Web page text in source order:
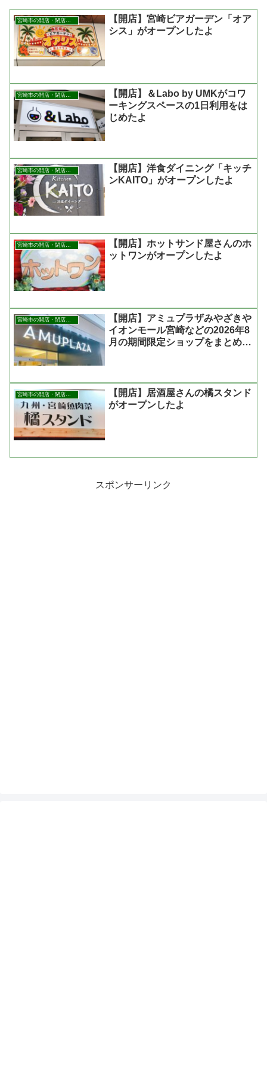
宮崎市の開店・閉店まとめ
【開店】宮崎ビアガーデン「オア
シス」がオープンしたよ
宮崎市の開店・閉店まとめ
【開店】＆Labo by UMKがコワ
ーキングスペースの1日利用をは
じめたよ
【開店】洋食ダイニング「キッチ
ンKAITO」がオープンしたよ
【開店】ホットサンド屋さんのホ
ットワンがオープンしたよ
宮崎市の開店・閉店まとめ
【開店】アミュプラザみやざきや
イオンモール宮崎などの2026年8
月の期間限定ショップをまとめた
宮崎市の開店・閉店まとめ
【開店】居酒屋さんの橘スタンド
がオープンしたよ
スポンサーリンク